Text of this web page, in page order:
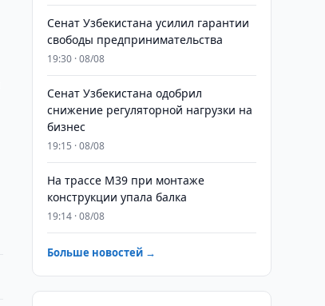
Сенат Узбекистана усилил гарантии
свободы предпринимательства
19:30 · 08/08
Сенат Узбекистана одобрил
снижение регуляторной нагрузки на
бизнес
19:15 · 08/08
На трассе M39 при монтаже
конструкции упала балка
19:14 · 08/08
Больше новостей →